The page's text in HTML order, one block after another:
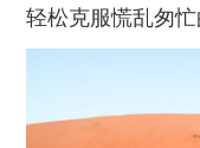
轻松克服慌乱匆